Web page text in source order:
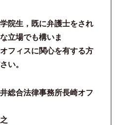
院生，既に弁護士をされ
立場でも構いま
フィスに関心を有する方
い。
総合法律事務所長崎オフ